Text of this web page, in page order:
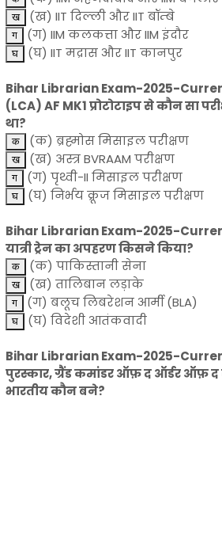
(ख) IIT दिल्ली और IIT बॉम्बे
(ग) IIM कलकत्ता और IIM इंदौर
(घ) IIT मद्रास और IIT कानपुर
Bihar Librarian Exam-2025-
(LCA) AF MK1 प्रोटोटाइप से कौन सा
था?
(क) ब्रह्मोस मिसाइल परीक्षण
(ख) अस्त्र BVRAAM परीक्षण
(ग) पृथ्वी-II मिसाइल परीक्षण
(घ) निर्भय क्रूज मिसाइल परीक्षण
Bihar Librarian Exam-2025-
यात्री ट्रेन का अपहरण किसने किया?
(क) पाकिस्तानी सेना
(ख) तालिबान लड़ाके
(ग) बलूच लिबरेशन आर्मी (BLA)
(घ) विदेशी आतंकवादी
Bihar Librarian Exam-2025-
पुरस्कार, ग्रैंड कमांडर ऑफ़ द ऑर्डर ऑफ़
भारतीय कौन बने?